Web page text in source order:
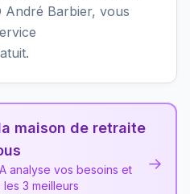
André Barbier, vous
maison de retraite
analyse vos besoins et
3 meilleurs
→